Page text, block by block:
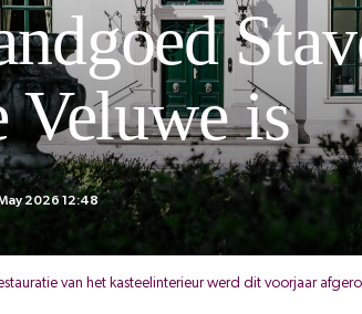
Veluwe is
2026 12:48
van het kasteelinterieur werd dit voorjaar